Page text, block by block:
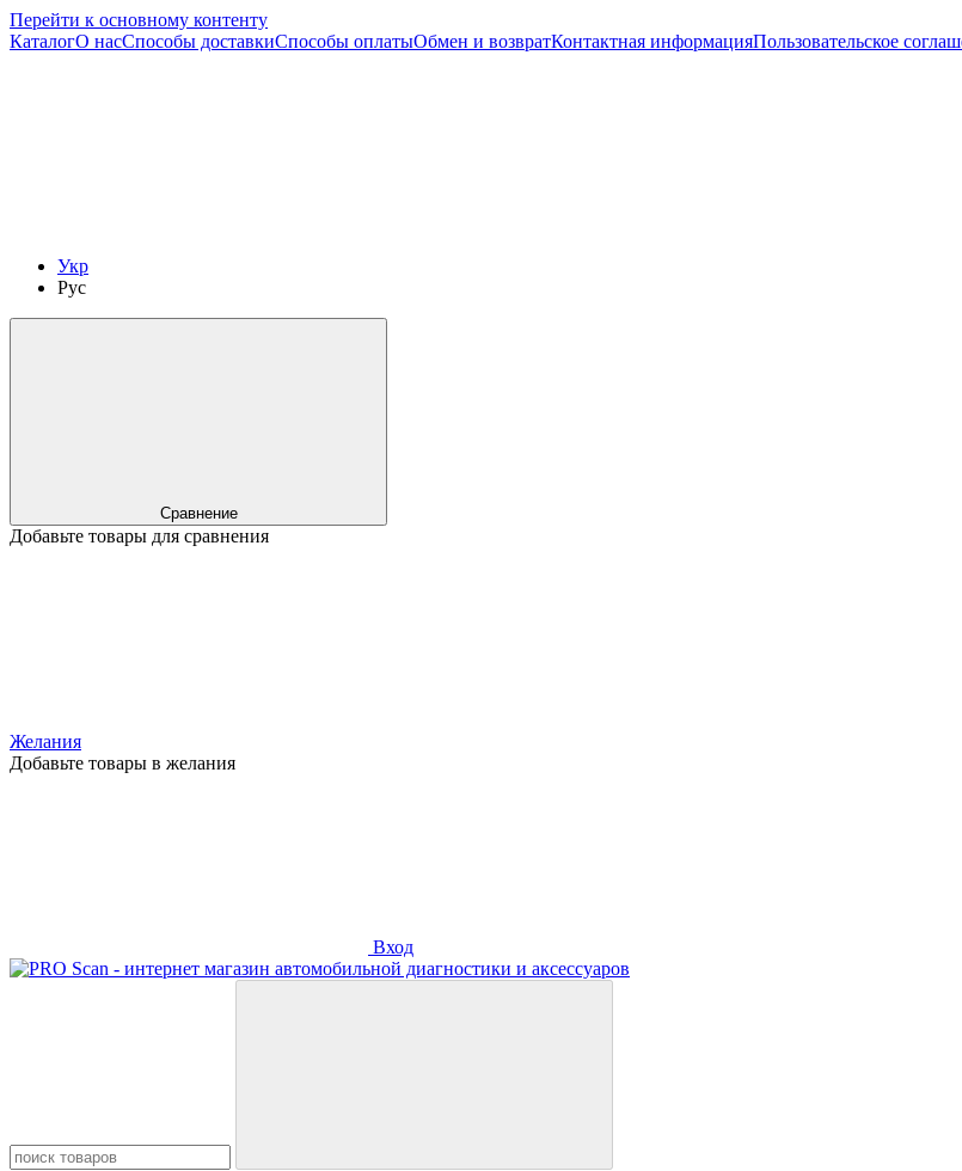
Перейти к основному контенту
КаталогО насСпособы доставкиСпособы оплатыОбмен и возвратКонтактная информацияПользовательское
Укр
Рус
Сравнение
Добавьте товары для сравнения
Желания
Добавьте товары в желания
Вход